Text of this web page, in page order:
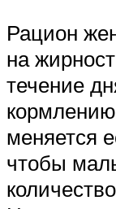
Рацион
на
течение
меняется
чтобы